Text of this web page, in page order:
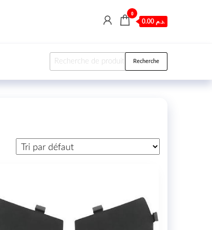
0
0.00 د.م.
Recherche pour : Recherche